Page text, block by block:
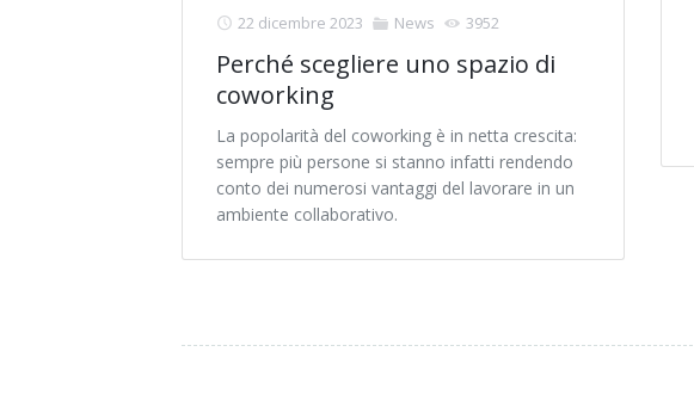
22 dicembre 2023 News 3952
Perché scegliere uno spazio di
coworking
La popolarità del coworking è in netta crescita:
sempre più persone si stanno infatti rendendo
conto dei numerosi vantaggi del lavorare in un
ambiente collaborativo.